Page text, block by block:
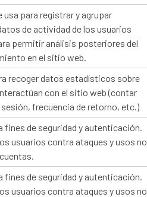
usa para registrar y agrupar
de actividad de los usuarios
permitir análisis posteriores del
en el sitio web.
recoger datos estadísticos sobre
con el sitio web (contar
frecuencia de retorno, etc.)
fines de seguridad y autenticación.
usuarios contra ataques y usos no
fines de seguridad y autenticación.
usuarios contra ataques y usos no